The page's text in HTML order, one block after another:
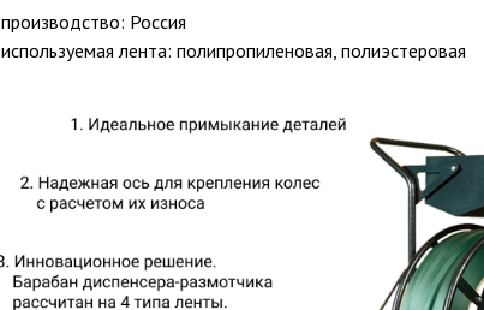
производство: Россия
используемая лента: полипропиленовая, полиэстеровая